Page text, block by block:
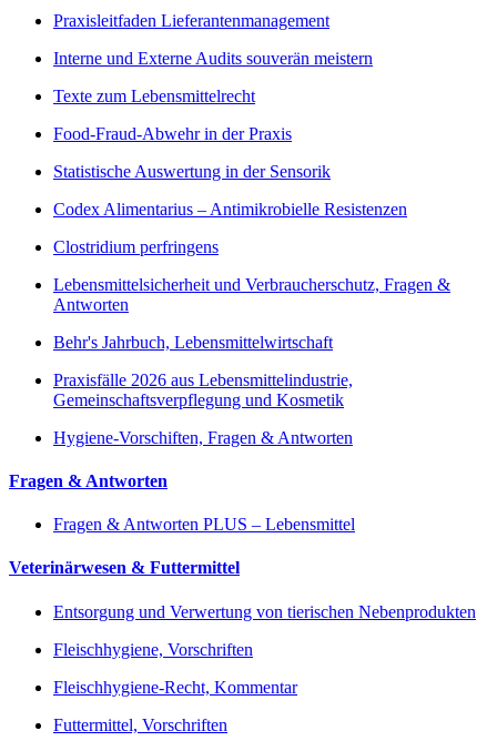
Praxisleitfaden Lieferantenmanagement
Interne und Externe Audits souverän meistern
Texte zum Lebensmittelrecht
Food-Fraud-Abwehr in der Praxis
Statistische Auswertung in der Sensorik
Codex Alimentarius – Antimikrobielle Resistenzen
Clostridium perfringens
Lebensmittelsicherheit und Verbraucherschutz, Fragen &
Antworten
Behr's Jahrbuch, Lebensmittelwirtschaft
Praxisfälle 2026 aus Lebensmittelindustrie,
Gemeinschaftsverpflegung und Kosmetik
Hygiene-Vorschiften, Fragen & Antworten
Fragen & Antworten
Fragen & Antworten PLUS – Lebensmittel
Veterinärwesen & Futtermittel
Entsorgung und Verwertung von tierischen Nebenprodukten
Fleischhygiene, Vorschriften
Fleischhygiene-Recht, Kommentar
Futtermittel, Vorschriften